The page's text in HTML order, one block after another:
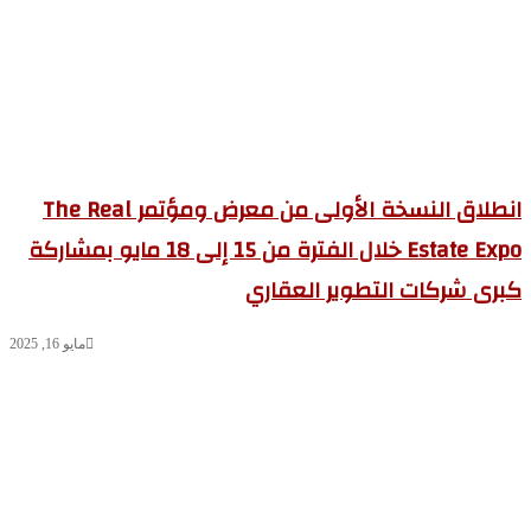
انطلاق النسخة الأولى من معرض ومؤتمر The Real
Estate Expo خلال الفترة من 15 إلى 18 مايو بمشاركة
شركات التطوير العقاري
مايو 16, 2025